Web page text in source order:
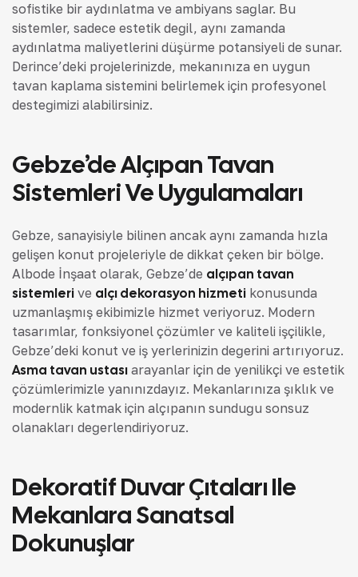
sofistike bir aydınlatma ve ambiyans sağlar. Bu
sistemler, sadece estetik değil, aynı zamanda
aydınlatma maliyetlerini düşürme potansiyeli de sunar.
Derince’deki projelerinizde, mekanınıza en uygun
tavan kaplama sistemini belirlemek için profesyonel
desteğimizi alabilirsiniz.
Gebze’de Alçıpan Tavan
Sistemleri Ve Uygulamaları
Gebze, sanayisiyle bilinen ancak aynı zamanda hızla
gelişen konut projeleriyle de dikkat çeken bir bölge.
Albode İnşaat olarak, Gebze’de alçıpan tavan
sistemleri ve alçı dekorasyon hizmeti konusunda
uzmanlaşmış ekibimizle hizmet veriyoruz. Modern
tasarımlar, fonksiyonel çözümler ve kaliteli işçilikle,
Gebze’deki konut ve iş yerlerinizin değerini artırıyoruz.
Asma tavan ustası arayanlar için de yenilikçi ve estetik
çözümlerimizle yanınızdayız. Mekanlarınıza şıklık ve
modernlik katmak için alçıpanın sunduğu sonsuz
olanakları değerlendiriyoruz.
Dekoratif Duvar Çıtaları Ile
Mekanlara Sanatsal
Dokunuşlar